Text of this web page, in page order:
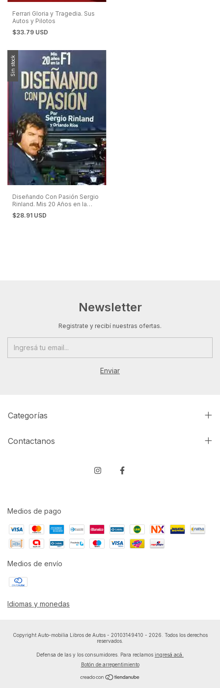
Ferrari Gloria y Tragedia. Sus
Autos y Pilotos
$33.79 USD
Sin stock
Diseñando Con Pasión Sergio
Rinland. Mis 20 Años en la
Fórmula 1 F1 Sauber Williams
$28.91 USD
Newsletter
Registrate y recibí nuestras ofertas.
Categorías
Contactanos
Medios de pago
Medios de envío
Idiomas y monedas
Copyright Auto-mobilia Libros de Autos - 20103149410 - 2026. Todos los derechos
reservados.
Defensa de las y los consumidores. Para reclamos ingresá acá.
Botón de arrepentimiento